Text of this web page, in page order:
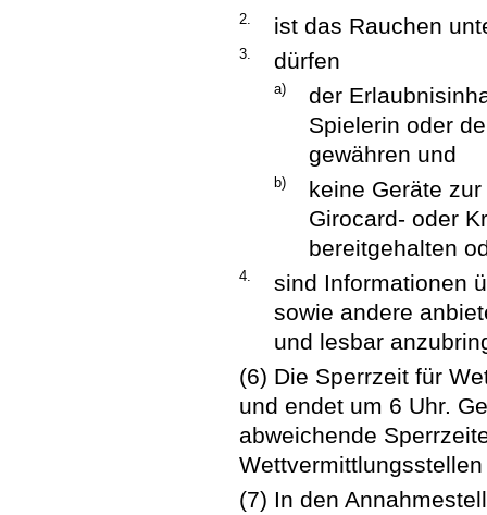
2. ist das Rauchen
3. dürfen
a)
der
Spielerin oder
gewähren und
b)
keine Geräte
Girocard- oder
bereitgehalten
4.
sind Informationen
sowie andere
und lesbar
(6) Die Sperrzeit für
und endet um 6 Uhr.
abweichende
(7) In den